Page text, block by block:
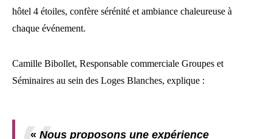
hôtel 4 étoiles, confère sérénité et ambiance chaleureuse à
chaque événement.
Camille Bibollet, Responsable commerciale Groupes et
Séminaires au sein des Loges Blanches, explique :
« Nous proposons une expérience